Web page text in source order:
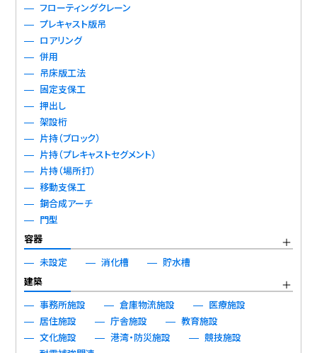
フローティングクレーン
プレキャスト版吊
ロアリング
併用
吊床版工法
固定支保工
押出し
架設桁
片持（ブロック）
片持（プレキャストセグメント）
片持（場所打）
移動支保工
鋼合成アーチ
門型
容器
未設定
消化槽
貯水槽
建築
事務所施設
倉庫物流施設
医療施設
居住施設
庁舎施設
教育施設
文化施設
港湾・防災施設
競技施設